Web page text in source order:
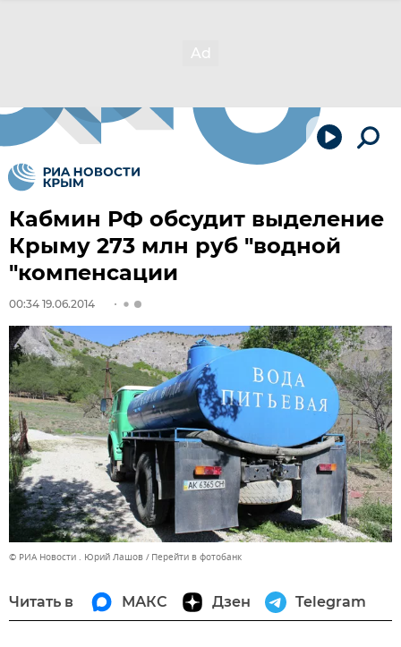
Кабмин РФ обсудит выделение
Крыму 273 млн руб "водной
"компенсации
00:34 19.06.2014
© РИА Новости . Юрий Лашов Перейти в фотобанк
Читать в МАКС Дзен Telegram